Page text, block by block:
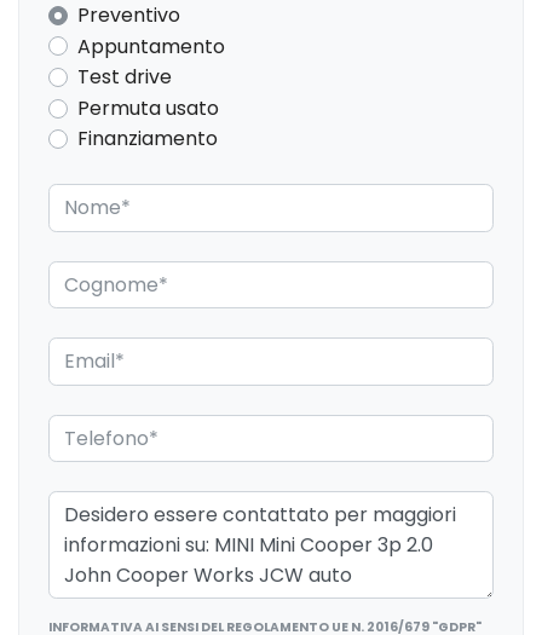
Kit emergenza
Kit riparazione pneumatici / tirefit
Pacchetto
Pacchetto sicurezza
Personalizzazioni Linea e Stile
Presa 12V aggiuntiva
Radar
Radio DAB
Regolatore di velocità - Cruise Control
Sedile riscaldato lato guidatore
Sedili anteriori sportivi
Preventivo
Appuntamento
Test drive
Permuta usato
Finanziamento
INFORMATIVA AI SENSI DEL REGOLAMENTO UE N. 2016/679 "GDPR"